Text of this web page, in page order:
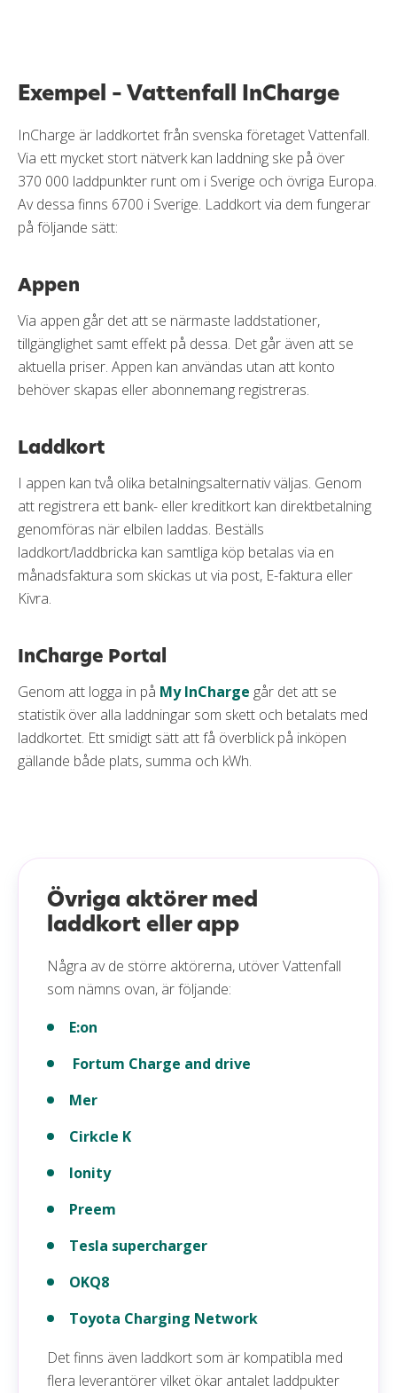
Exempel – Vattenfall InCharge
InCharge är laddkortet från svenska företaget Vattenfall.
Via ett mycket stort nätverk kan laddning ske på över
370 000 laddpunkter runt om i Sverige och övriga Europa.
Av dessa finns 6700 i Sverige. Laddkort via dem fungerar
på följande sätt:
Appen
Via appen går det att se närmaste laddstationer,
tillgänglighet samt effekt på dessa. Det går även att se
aktuella priser. Appen kan användas utan att konto
behöver skapas eller abonnemang registreras.
Laddkort
I appen kan två olika betalningsalternativ väljas. Genom
att registrera ett bank- eller kreditkort kan direktbetalning
genomföras när elbilen laddas. Beställs
laddkort/laddbricka kan samtliga köp betalas via en
månadsfaktura som skickas ut via post, E-faktura eller
Kivra.
InCharge Portal
Genom att logga in på My InCharge går det att se
statistik över alla laddningar som skett och betalats med
laddkortet. Ett smidigt sätt att få överblick på inköpen
gällande både plats, summa och kWh.
Övriga aktörer med
laddkort eller app
Några av de större aktörerna, utöver Vattenfall
som nämns ovan, är följande:
E:on
Fortum Charge and drive
Mer
Cirkcle K
Ionity
Preem
Tesla supercharger
OKQ8
Toyota Charging Network
Det finns även laddkort som är kompatibla med
flera leverantörer vilket ökar antalet laddpukter